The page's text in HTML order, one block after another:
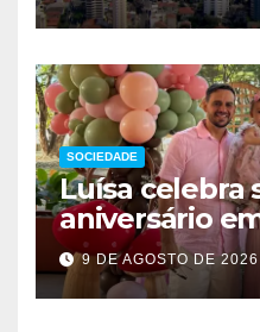
SOCIEDADE
Luísa celebra
aniversário
de encanto,
muito afeto
9 DE AGOSTO DE 2026